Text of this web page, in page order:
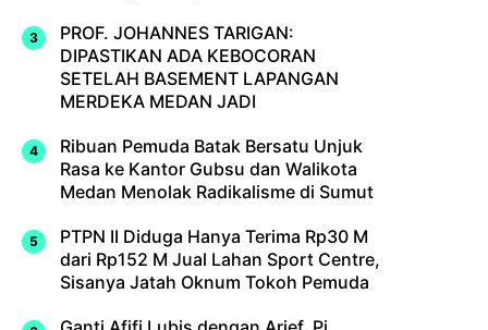
PROF. JOHANNES TARIGAN:
DIPASTIKAN ADA KEBOCORAN
SETELAH BASEMENT LAPANGAN
MERDEKA MEDAN JADI
Ribuan Pemuda Batak Bersatu Unjuk
Rasa ke Kantor Gubsu dan Walikota
Medan Menolak Radikalisme di Sumut
PTPN II Diduga Hanya Terima Rp30 M
dari Rp152 M Jual Lahan Sport Centre,
Sisanya Jatah Oknum Tokoh Pemuda